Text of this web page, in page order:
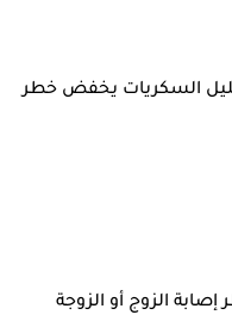
السكريات يخفض خطر
الزوج أو الزوجة